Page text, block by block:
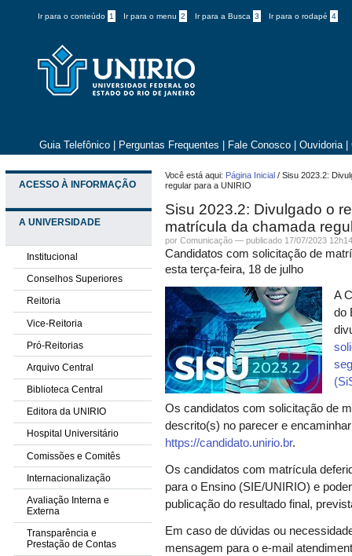
Ir para o conteúdo 1 Ir para o menu 2 Ir para a Busca 3 Ir para o rodapé 4
Guia Telefônico Perguntas Frequentes Fale Conosco Ouvidoria
ACESSO À INFORMAÇÃO
A UNIVERSIDADE
Institucional
Conselhos Superiores
Reitoria
Vice-Reitoria
Pró-Reitorias
Arquivo Central
Biblioteca Central
Editora da UNIRIO
Hospital Universitário
Comissões e Comitês
Internacionalização
Avaliação Interna e
Externa
Transparência e
Prestação de Contas
Você está aqui: Página Inicial /Sisu 2023.2:
regular para a UNIRIO
Sisu 2023.2: Divulgado o
matrícula da chamada
porComunicação —publicado 17/07/2023
Candidatos com solicitação de
esta terça-feira, 18 de julho
A
do
Os candidatos com solicitação de
descrito(s) no parecer e
https://candidato.unirio.br.
Os candidatos com matrícula
para o Ensino (SIE/UNIRIO) e
publicação do resultado final,
Em caso de dúvidas ou
mensagem para o e-mail